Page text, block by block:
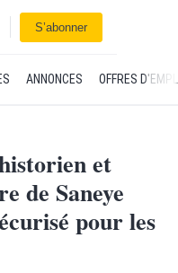
S’abonner
ANNONCES OFFRES
et
de Saneye
pour les